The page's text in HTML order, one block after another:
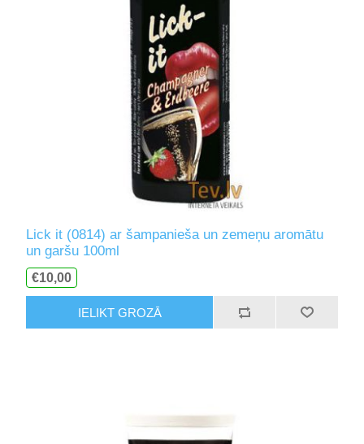
Lick it (0814) ar šampanieša un zemeņu aromātu
un garšu 100ml
€10,00
IELIKT GROZĀ